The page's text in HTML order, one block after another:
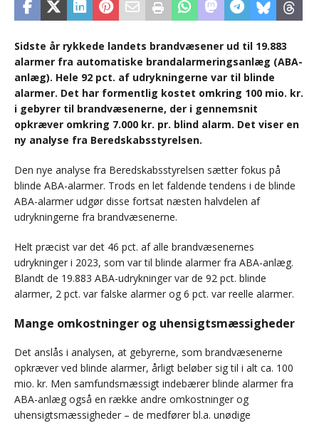
Sidste år rykkede landets brandvæsener ud til 19.883
alarmer fra automatiske brandalarmeringsanlæg (ABA-
anlæg). Hele 92 pct. af udrykningerne var til blinde
alarmer. Det har formentlig kostet omkring 100 mio. kr.
i gebyrer til brandvæsenerne, der i gennemsnit
opkræver omkring 7.000 kr. pr. blind alarm. Det viser en
ny analyse fra Beredskabsstyrelsen.
Den nye analyse fra Beredskabsstyrelsen sætter fokus på
blinde ABA-alarmer. Trods en let faldende tendens i de blinde
ABA-alarmer udgør disse fortsat næsten halvdelen af
udrykningerne fra brandvæsenerne.
Helt præcist var det 46 pct. af alle brandvæsenernes
udrykninger i 2023, som var til blinde alarmer fra ABA-anlæg.
Blandt de 19.883 ABA-udrykninger var de 92 pct. blinde
alarmer, 2 pct. var falske alarmer og 6 pct. var reelle alarmer.
Mange omkostninger og uhensigtsmæssigheder
Det anslås i analysen, at gebyrerne, som brandvæsenerne
opkræver ved blinde alarmer, årligt beløber sig til i alt ca. 100
mio. kr. Men samfundsmæssigt indebærer blinde alarmer fra
ABA-anlæg også en række andre omkostninger og
uhensigtsmæssigheder – de medfører bl.a. unødige